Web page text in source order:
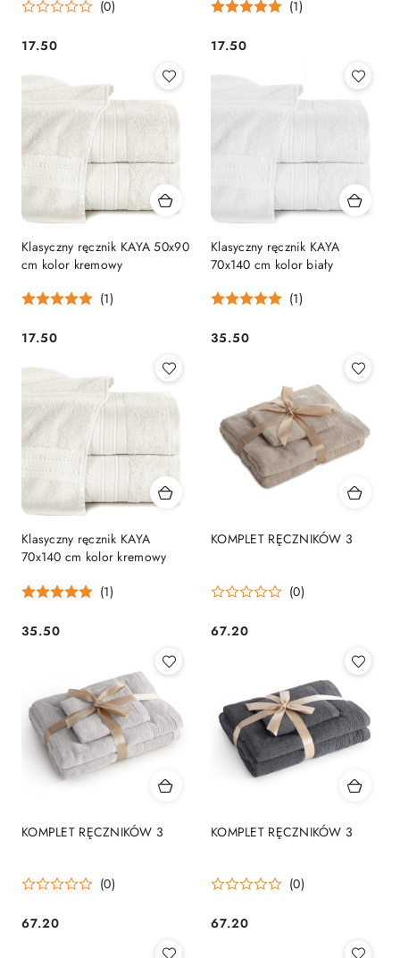
(0)
Cena:
17.50
(1)
Cena:
17.50
Klasyczny ręcznik KAYA 50x90
cm kolor kremowy
(1)
Cena:
17.50
Klasyczny ręcznik KAYA
70x140 cm kolor biały
(1)
Cena:
35.50
Klasyczny ręcznik KAYA
70x140 cm kolor kremowy
(1)
Cena:
35.50
KOMPLET RĘCZNIKÓW 3
(0)
Cena:
67.20
KOMPLET RĘCZNIKÓW 3
(0)
Cena:
67.20
KOMPLET RĘCZNIKÓW 3
(0)
Cena:
67.20